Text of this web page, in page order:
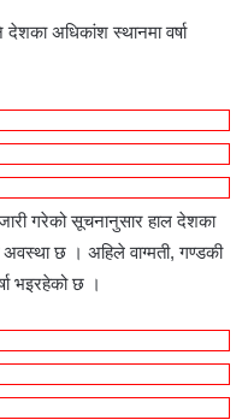
अधिकांश स्थानमा वर्षा
गरेको सूचनानुसार हाल देशका
अवस्था छ । अहिले वाग्मती, गण्डकी
भइरहेको छ ।